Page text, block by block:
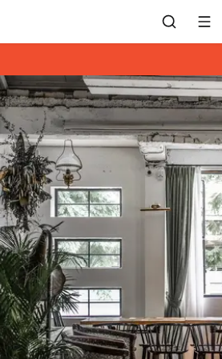
訂位紀錄
餐廳客服
EZTABLE 禮物卡
餐廳合作